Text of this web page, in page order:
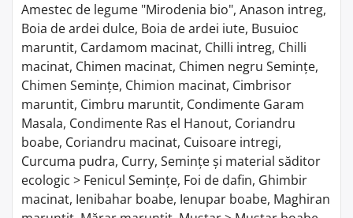
Amestec de legume "Mirodenia bio", Anason intreg,
Boia de ardei dulce, Boia de ardei iute, Busuioc
maruntit, Cardamom macinat, Chilli intreg, Chilli
macinat, Chimen macinat, Chimen negru Semințe,
Chimen Semințe, Chimion macinat, Cimbrisor
maruntit, Cimbru maruntit, Condimente Garam
Masala, Condimente Ras el Hanout, Coriandru
boabe, Coriandru macinat, Cuisoare intregi,
Curcuma pudra, Curry, Semințe și material săditor
ecologic > Fenicul Semințe, Foi de dafin, Ghimbir
macinat, Ienibahar boabe, Ienupar boabe, Maghiran